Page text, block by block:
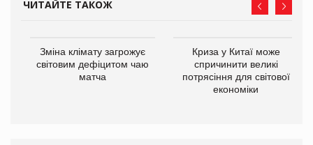
ЧИТАЙТЕ ТАКОЖ
Зміна клімату загрожує
світовим дефіцитом чаю
матча
Криза у Китаї може
спричинити великі
потрясіння для світової
економіки